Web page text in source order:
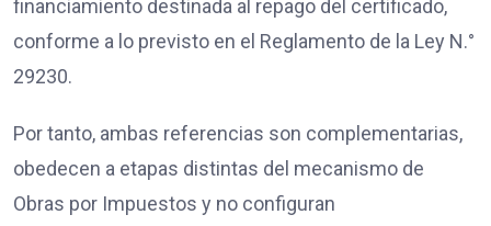
financiamiento destinada al repago del certificado,
conforme a lo previsto en el Reglamento de la Ley N.°
29230.
Por tanto, ambas referencias son complementarias,
obedecen a etapas distintas del mecanismo de
Obras por Impuestos y no configuran